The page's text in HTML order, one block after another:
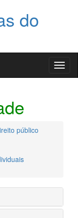
do
público